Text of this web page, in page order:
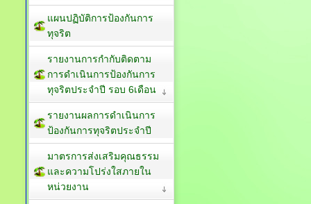
แผนปฏิบัติการป้องกันการ
ทุจริต
รายงานการกำกับติดตาม
การดำเนินการป้องกันการ
ทุจริตประจำปี รอบ 6เดือน
รายงานผลการดำเนินการ
ป้องกันการทุจริตประจำปี
มาตรการส่งเสริมคุณธรรม
และความโปร่งใสภายใน
หน่วยงาน